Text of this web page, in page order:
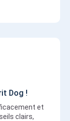
Dog !
et
clairs,